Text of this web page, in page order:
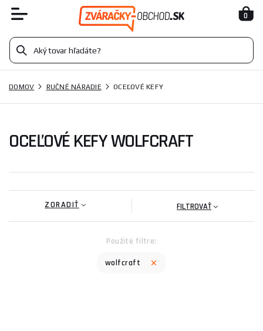
0
DOMOV RUČNÉ NÁRADIE OCEĽOVÉ KEFY
OCEĽOVÉ KEFY WOLFCRAFT
ZORADIŤ FILTROVAŤ
Použité filtre:
wolfcraft